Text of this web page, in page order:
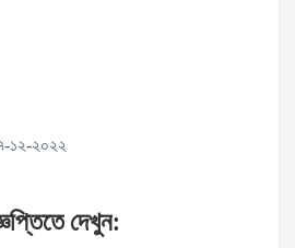
১২-২০২২
দেখুন: